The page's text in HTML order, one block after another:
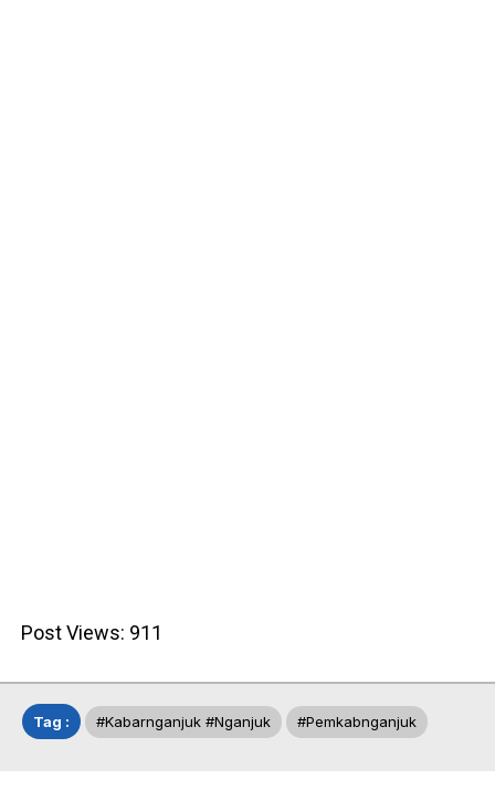
Post Views: 911
Tag : #kabarnganjuk #nganjuk #pemkabnganjuk